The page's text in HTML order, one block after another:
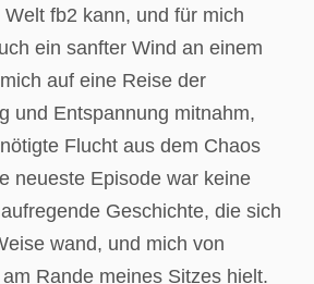
fb2 kann, und für mich
ein sanfter Wind an einem
auf eine Reise der
und Entspannung mitnahm,
Flucht aus dem Chaos
neueste Episode war keine
Geschichte, die sich
wand, und mich von
Rande meines Sitzes hielt.